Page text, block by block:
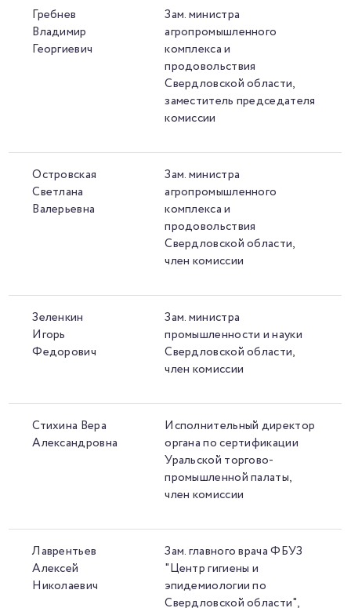
Гребнев
Владимир
Георгиевич
Зам. министра
агропромышленного
комплекса и
продовольствия
Свердловской области,
заместитель председателя
комиссии
Островская
Светлана
Валерьевна
Зам. министра
агропромышленного
комплекса и
продовольствия
Свердловской области,
член комиссии
Зеленкин
Игорь
Федорович
Зам. министра
промышленности и науки
Свердловской области,
член комиссии
Стихина Вера
Александровна
Исполнительный директор
органа по сертификации
Уральской торгово-
промышленной палаты,
член комиссии
Лаврентьев
Алексей
Николаевич
Зам. главного врача ФБУЗ
"Центр гигиены и
эпидемиологии по
Свердловской области",